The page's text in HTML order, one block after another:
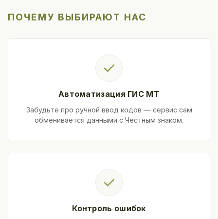
ПОЧЕМУ ВЫБИРАЮТ НАС
✓
Автоматизация ГИС МТ
Забудьте про ручной ввод кодов — сервис сам
обменивается данными с Честным знаком.
✓
Контроль ошибок